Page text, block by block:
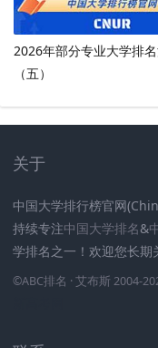
2026年部分专业大学排
（五）
关于
中国大学排行榜官网
持续专注中国大学排名&
学排名之一！欢迎您长期
©ABC排名 · 艾布斯 2004-